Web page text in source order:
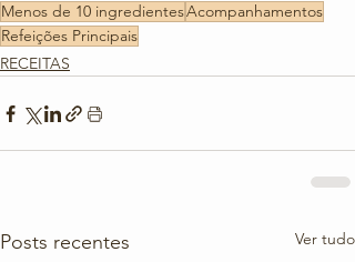
Menos de 10 ingredientesAcompanhamentos
Refeições Principais
RECEITAS
Posts recentes Ver tudo